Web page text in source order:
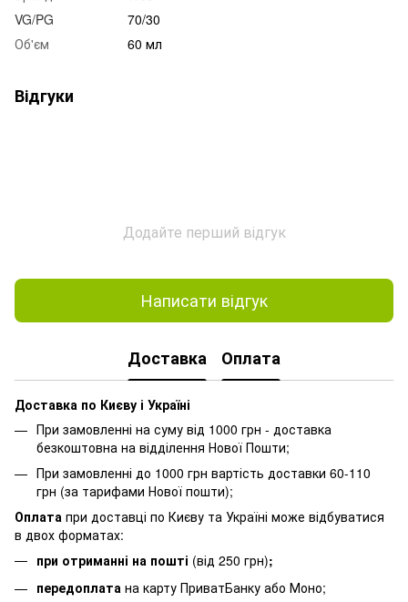
VG/PG
70/30
Об'єм
60 мл
Відгуки
Додайте перший відгук
Написати відгук
Доставка Оплата
Доставка по Києву і Україні
При замовленні на суму від 1000 грн - доставка
безкоштовна на відділення Нової Пошти;
При замовленні до 1000 грн вартість доставки 60-110
грн (за тарифами Нової пошти);
Оплата при доставці по Києву та Україні може відбуватися
в двох форматах:
при отриманні на пошті (від 250 грн);
передоплата на карту ПриватБанку або Моно;